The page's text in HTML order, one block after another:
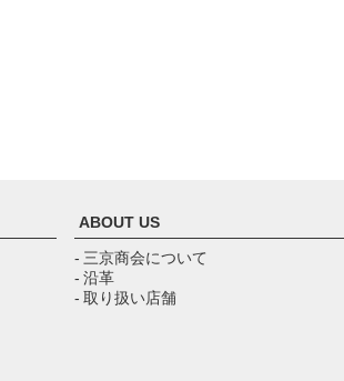
ABOUT US
- 三京商会について
- 沿革
- 取り扱い店舗